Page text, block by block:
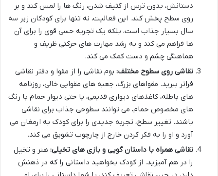
دستانش، بدون ترس از کثیف شدن، رنگ ها را لمس کند و بر
روی سطح پخش کند. این فعالیت، نه تنها برای کودکان زیر سه
سال بسیار جذاب است، بلکه یک تجربه حسی قوی را برای آن
ها فراهم می کند و به رشد مهارت های حرکتی ظریف و
هماهنگی چشم و دست کمک می کند.
نقاشی روی سطوح مختلف: بوم نقاشی را از مقوا و دفتر نقاشی
فراتر ببرید. مقواهای بزرگ، جعبه های مقوایی خالی، روزنامه
های باطله، کاغذهای دیواری قدیمی، یا حتی دیوار حمام با رنگ
های مخصوص حمام، می توانند سطوحی جذاب برای نقاشی
باشند. تغییر سطح، تجربه جدیدی را برای کودک به ارمغان می
آورد و او را به فکر کردن خارج از چارچوب تشویق می کند.
نقاشی همراه با داستان گویی و بازی های تخیلی: هنر و تخیل
را در هم آمیزید. از کودک بخواهید داستانی را که در ذهنش